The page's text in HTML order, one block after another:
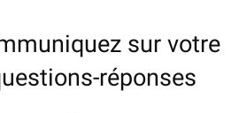
sur votre
réponses